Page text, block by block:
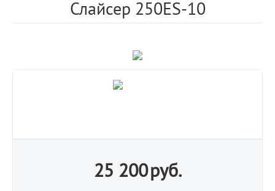
Слайсер 250ES-10
25 200руб.